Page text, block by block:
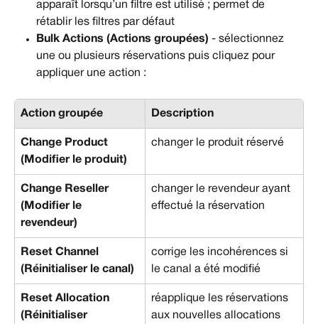
apparaît lorsqu’un filtre est utilisé ; permet de
rétablir les filtres par défaut
Bulk Actions (Actions groupées) - sélectionnez
une ou plusieurs réservations puis cliquez pour
appliquer une action :
Action groupée Description
Change Product
(Modifier le produit)
changer le produit réservé
Change Reseller
(Modifier le
revendeur)
changer le revendeur ayant
effectué la réservation
Reset Channel
(Réinitialiser le canal)
corrige les incohérences si
le canal a été modifié
Reset Allocation
(Réinitialiser
réapplique les réservations
aux nouvelles allocations